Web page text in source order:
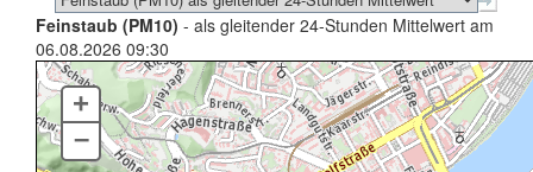
Feinstaub (PM10) - als gleitender 24-Stunden Mittelwert am
06.08.2026 09:30
+
–